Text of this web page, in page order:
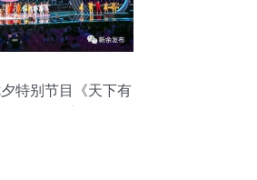
特别节目《天下有